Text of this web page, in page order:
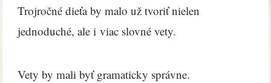
Trojročné dieťa by malo už tvoriť nielen
jednoduché, ale i viac slovné vety.
Vety by mali byť gramaticky správne.